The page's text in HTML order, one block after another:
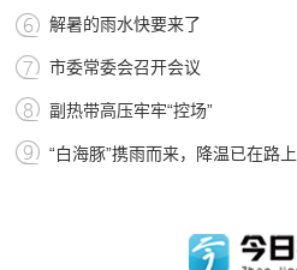
解暑的雨水快要来了
市委常委会召开会议
副热带高压牢牢“控场”
“白海豚”携雨而来，降温已在路上